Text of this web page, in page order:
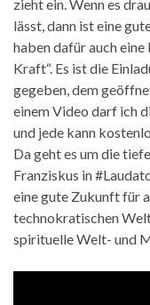
zieht ein. Wenn es
lässt, dann ist eine
haben dafür auch
Kraft“. Es ist die
gegeben, dem
einem Video darf ich
und jede kann
Da geht es um die
Franziskus in
eine gute Zukunft für
technokratischen
spirituelle Welt- und